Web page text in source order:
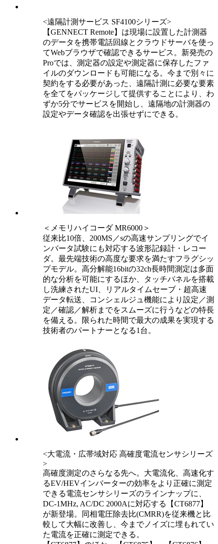
<遠隔計測サービス SF4100シリーズ>
【GENNECT Remote】は現場に設置した計測器
のデータを携帯電話回線とクラウドサーバを使っ
てWebブラウザで確認できるサービス。新発売の
Proでは、測定器の設定や測定器に保存したファ
イルのダウンロードも可能になる。今まで別々に
契約をする必要があった、遠隔計測に必要な要素
を全てをパッケージして提供することにより、わ
ずか5分でサービスを開始し、遠隔地の計測器の
設定やデータ確認を出張せずにできる。
＜メモリハイコーダ MR6000＞
従来比10倍、200MS／sの高速サンプリングでイ
ンバータ試験にも対応する波形記録計・レコー
ダ。最先端技術の高度な要求を満たすフラグシッ
プモデル。高分解能16bitの32ch長時間測定は多面
的な分析を可能にするほか、タッチパネルを搭載
し洗練されたUI、リアルタイムセーブ・超高速
データ転送、コンシェルジュ機能により設定／測
定／確認／解析までをスムーズに行うなどの特長
を備える。限られた時間で最大の成果を実現する
技術者のパートナーとなる1台。
<大電流・広帯域対応 高確度電流センサシリーズ
>
高確度測定のさらなる先へ。大電流化、高速化す
るEV/HEVインバーターの効率をより正確に測定
できる電流センサシリーズのラインナップに、
DC-1MHz, AC/DC 2000Aに対応する【CT6877】
が新登場。同相電圧除去比(CMRR)を従来機と比
較して大幅に改善し、今までノイズに埋もれてい
た電流を正確に測定できる。